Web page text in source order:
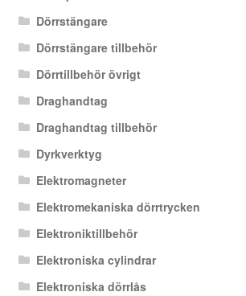
Dörrstängare
Dörrstängare tillbehör
Dörrtillbehör övrigt
Draghandtag
Draghandtag tillbehör
Dyrkverktyg
Elektromagneter
Elektromekaniska dörrtrycken
Elektroniktillbehör
Elektroniska cylindrar
Elektroniska dörrlås